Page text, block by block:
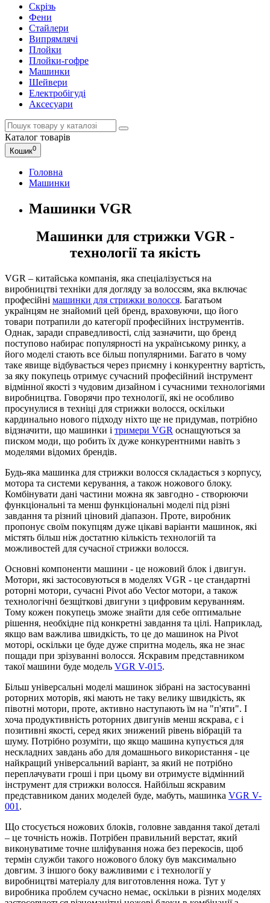
Скрізь
Фени
Стайлери
Випрямлячі
Плойки
Плойки-гофре
Машинки
Шейвери
Електробігуді
Аксесуари
Каталог товарів
Кошик0
Головна
Машинки
Машинки VGR
Машинки для стрижки VGR -
технології та якість
VGR – китайська компанія, яка спеціалізується на
виробництві техніки для догляду за волоссям, яка включає
професійні машинки для стрижки волосся. Багатьом
українцям не знайомий цей бренд, враховуючи, що його
товари потрапили до категорії професійних інструментів.
Однак, заради справедливості, слід зазначити, що бренд
поступово набирає популярності на українському ринку, а
його моделі стають все більш популярними. Багато в чому
таке явище відбувається через приємну і конкурентну вартість,
за яку покупець отримує сучасний професійний інструмент
відмінної якості з чудовим дизайном і сучасними технологіями
виробництва. Говорячи про технології, які не особливо
просунулися в техніці для стрижки волосся, оскільки
кардинально нового підходу ніхто ще не придумав, потрібно
відзначити, що машинки і тримери VGR оснащуються за
писком моди, що робить їх дуже конкурентними навіть з
моделями відомих брендів.
Будь-яка машинка для стрижки волосся складається з корпусу,
мотора та системи керування, а також ножового блоку.
Комбінувати дані частини можна як завгодно - створюючи
функціональні та менш функціональні моделі під різні
завдання та різний ціновий діапазон. Проте, виробник
пропонує своїм покупцям дуже цікаві варіанти машинок, які
містять більш ніж достатню кількість технологій та
можливостей для сучасної стрижки волосся.
Основні компоненти машини - це ножовий блок і двигун.
Мотори, які застосовуються в моделях VGR - це стандартні
роторні мотори, сучасні Pivot або Vector мотори, а також
технологічні безщіткові двигуни з цифровим керуванням.
Тому кожен покупець зможе знайти для себе оптимальне
рішення, необхідне під конкретні завдання та цілі. Наприклад,
якщо вам важлива швидкість, то це до машинок на Pivot
моторі, оскільки це буде дуже спритна модель, яка не знає
пощади при зрізуванні волосся. Яскравим представником
такої машини буде модель VGR V-015.
Більш універсальні моделі машинок зібрані на застосуванні
роторних моторів, які мають не таку велику швидкість, як
півотні мотори, проте, активно наступають їм на "п'яти". І
хоча продуктивність роторних двигунів менш яскрава, є і
позитивні якості, серед яких знижений рівень вібрацій та
шуму. Потрібно розуміти, що якщо машина купується для
нескладних завдань або для домашнього використання - це
найкращий універсальний варіант, за який не потрібно
переплачувати гроші і при цьому ви отримуєте відмінний
інструмент для стрижки волосся. Найбільш яскравим
представником даних моделей буде, мабуть, машинка VGR V-
001 .
Що стосується ножових блоків, головне завдання такої деталі
– це точність ножів. Потрібен правильний верстат, який
виконуватиме точне шліфування ножа без перекосів, щоб
термін служби такого ножового блоку був максимально
довгим. З іншого боку важливими є і технології у
виробництві матеріалу для виготовлення ножа. Тут у
виробника проблем сучасно немає, оскільки в різних моделях